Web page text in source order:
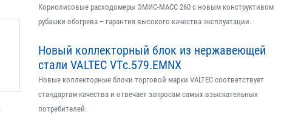
Кориолисовые расходомеры ЭМИС-МАСС 260 с новым конструктивом
рубашки обогрева – гарантия высокого качества эксплуатации.
Новый коллекторный блок из нержавеющей
стали VALTEC VTс.579.EMNX
Новые коллекторные блоки торговой марки VALTEC соответствует
стандартам качества и отвечает запросам самых взыскательных
потребителей.